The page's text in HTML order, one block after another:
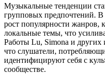
Музыкальные тенденции
групповых предпочтений. В
рост популярности жанров,
локальные темы, что
Работы Lu, Simona и других
что слушатели,
идентифицируют себя с
сообществе.